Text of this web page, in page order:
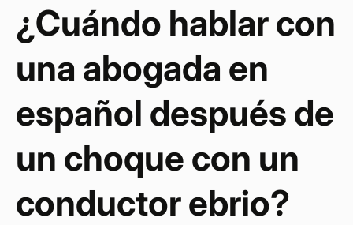
¿Cuándo hablar con
una abogada en
español después de
un choque con un
conductor ebrio?